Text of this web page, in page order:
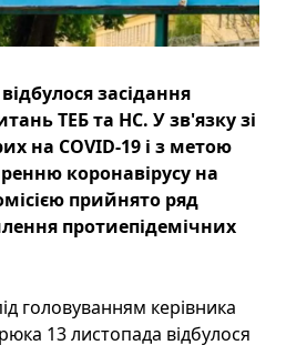
засідання
ТЕБ та НС. У зв'язку зі
на COVID-19 і з метою
коронавірусу на
прийнято ряд
протиепідемічних
головуванням керівника
13 листопада відбулося